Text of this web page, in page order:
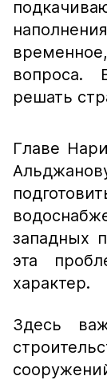
вопроса.
решать
Главе
западных
эта
характер.
Здесь